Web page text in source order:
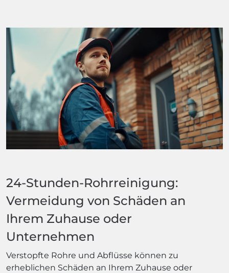
24-Stunden-Rohrreinigung:
Vermeidung von Schäden an
Ihrem Zuhause oder
Unternehmen
Verstopfte Rohre und Abflüsse können zu
erheblichen Schäden an Ihrem Zuhause oder